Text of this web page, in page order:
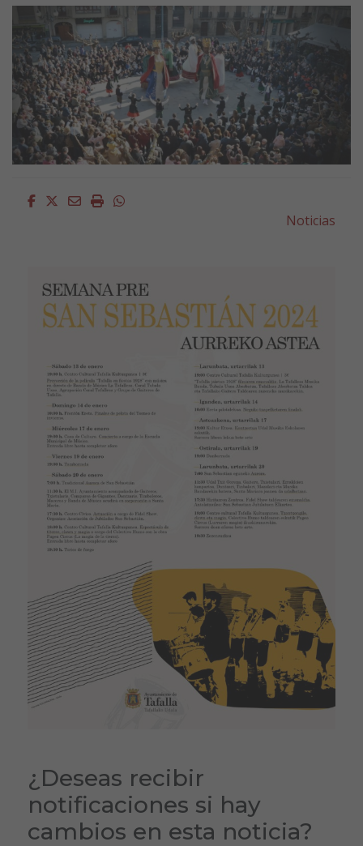
Facebook
Twitter
EmailImprimirWhatsapp
Noticias
¿Deseas recibir
notificaciones si hay
cambios en esta noticia?